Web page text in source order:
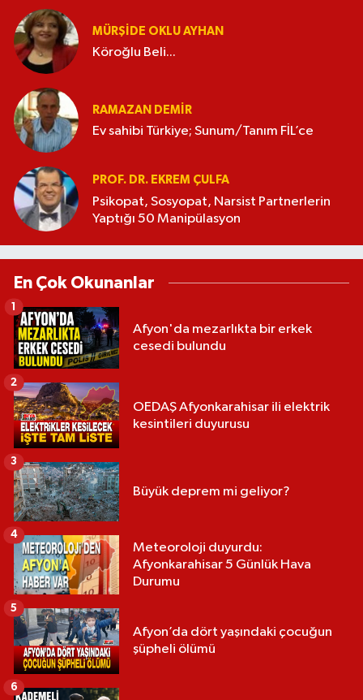
MÜRŞIDE OKLU AYHAN
Köroğlu Beli...
RAMAZAN DEMİR
Ev sahibi Türkiye; Sunum/Tanım FİL’ce
PROF. DR. EKREM ÇULFA
Psikopat, Sosyopat, Narsist Partnerlerin
Yaptığı 50 Manipülasyon
En Çok Okunanlar
Afyon'da mezarlıkta bir erkek
cesedi bulundu
1
OEDAŞ Afyonkarahisar ili elektrik
kesintileri duyurusu
2
Büyük deprem mi geliyor?
3
Meteoroloji duyurdu:
Afyonkarahisar 5 Günlük Hava
Durumu
4
Afyon’da dört yaşındaki çocuğun
şüpheli ölümü
5
6